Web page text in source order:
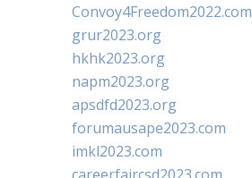
Convoy4Freedom2022.com
grur2023.org
hkhk2023.org
napm2023.org
apsdfd2023.org
forumausape2023.com
imkl2023.com